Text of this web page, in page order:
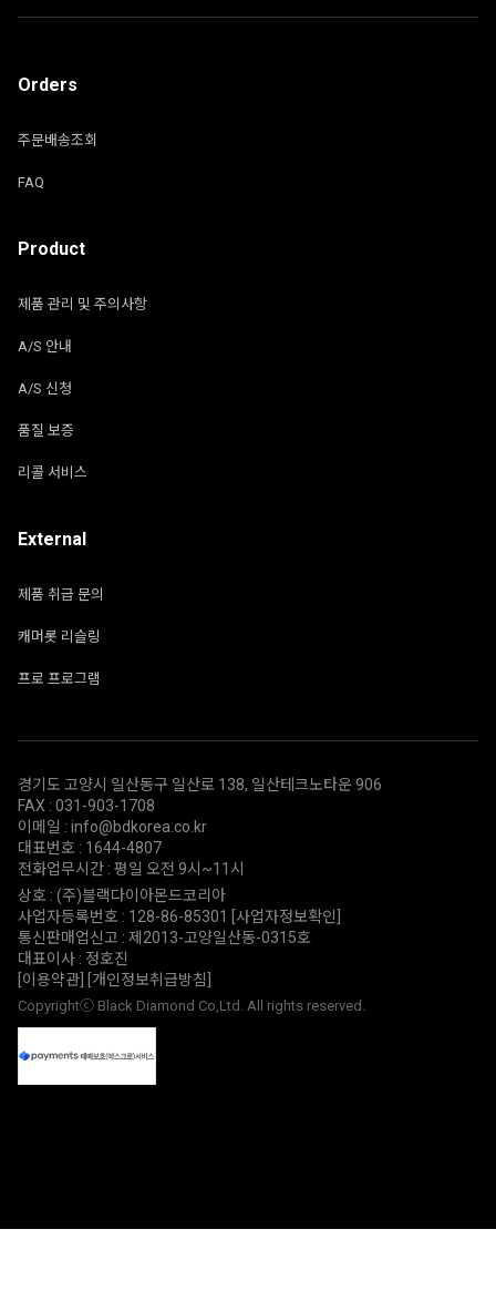
Orders
주문배송조회
FAQ
Product
제품 관리 및 주의사항
A/S 안내
A/S 신청
품질 보증
리콜 서비스
External
제품 취급 문의
캐머롯 리슬링
프로 프로그램
경기도 고양시 일산동구 일산로 138, 일산테크노타운 906
FAX : 031-903-1708
이메일 : info@bdkorea.co.kr
대표번호 : 1644-4807
전화업무시간 : 평일 오전 9시~11시
상호 : (주)블랙다이아몬드코리아
사업자등록번호 : 128-86-85301
[사업자정보확인]
통신판매업신고 : 제2013-고양일산동-0315호
대표이사 : 정호진
[이용약관]
[개인정보취급방침]
Copyrightⓒ Black Diamond Co,Ltd. All rights reserved.